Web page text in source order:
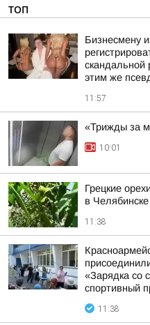
ТОП
Бизнесмену
скандальной
этим же
11:57
«Трижды за
10:01
Грецкие
в Челябинске
11:38
«Зарядка со
спортивный
11:38